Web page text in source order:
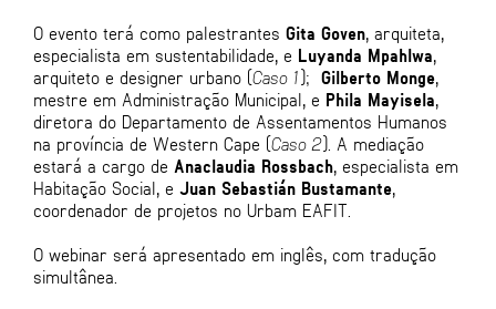
O evento terá como palestrantes Gita Goven, arquiteta,
especialista em sustentabilidade, e Luyanda Mpahlwa,
arquiteto e designer urbano (Caso 1); Gilberto Monge,
mestre em Administração Municipal, e Phila Mayisela,
diretora do Departamento de Assentamentos Humanos
na província de Western Cape (Caso 2). A mediação
estará a cargo de Anaclaudia Rossbach, especialista em
Habitação Social, e Juan Sebastián Bustamante,
coordenador de projetos no Urbam EAFIT.
O webinar será apresentado em inglês, com tradução
simultânea.